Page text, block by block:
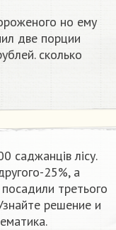
но ему
две порции
сколько
саджанців лісу.
25%, а
третього
решение и